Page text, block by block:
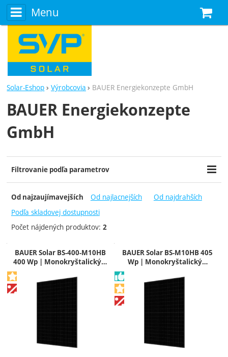
Menu
Solar-Eshop Výrobcovia BAUER Energiekonzepte GmbH
BAUER Energiekonzepte
GmbH
Filtrovanie podľa parametrov
Cena (€)
-
Extra
Doporučujeme
Akce
Výprodej
Od najzaujímavejších Od najlacnejších
Od najdrahších
Podľa skladovej dostupnosti
Počet nájdených produktov: 2
Produkty
BAUER Solar BS-400-M10HB
400 Wp | Monokryštalický…
BAUER Solar BS-M10HB 405
Wp | Monokryštalický…